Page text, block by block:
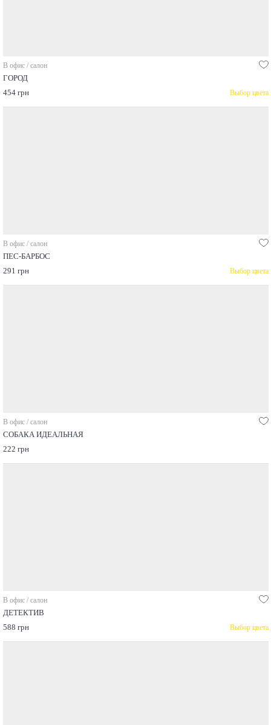
В офис / салон
ГОРОД
454 грн
Выбор цвета
В офис / салон
ПЕС-БАРБОС
291 грн
Выбор цвета
В офис / салон
СОБАКА ИДЕАЛЬНАЯ
222 грн
В офис / салон
ДЕТЕКТИВ
588 грн
Выбор цвета